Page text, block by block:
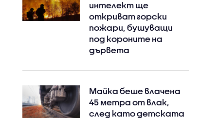
интелект ще
откриват горски
пожари, бушуващи
под короните на
дървета
Майка беше влачена
45 метра от влак,
след като детската